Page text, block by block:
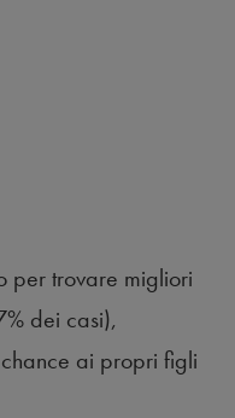
per trovare migliori
dei casi),
ai propri figli